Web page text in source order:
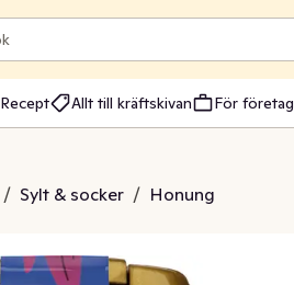
Recept Allt till kräftskivan För företag
/ Sylt & socker / Honung